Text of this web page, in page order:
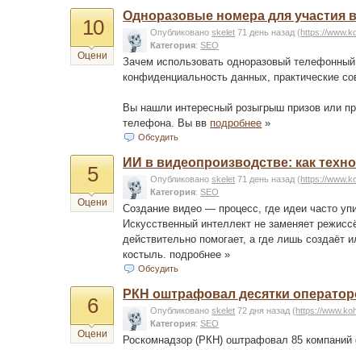
10
Оцени
Одноразовые номера для участия
Опубликованоskelet 71 день назад(https://
Категория:SEO
Зачем использовать одноразовый
конфиденциальность данных, практические
Вы нашли интересный розыгрыш призов или
телефона. Вы вв подробнее »
Обсудить
5
Оцени
ИИ в видеопроизводстве: как
Опубликованоskelet 71 день назад( https://
Категория:SEO
Создание видео — процесс, где идеи часто
Искусственный интеллект не заменяет
действительно помогает, а где лишь создаёт
костыль. подробнее »
Обсудить
6
Оцени
РКН оштрафовал десятки
Опубликованоskelet 72 дня назад( https://
Категория:SEO
Роскомнадзор (РКН) оштрафовал 85